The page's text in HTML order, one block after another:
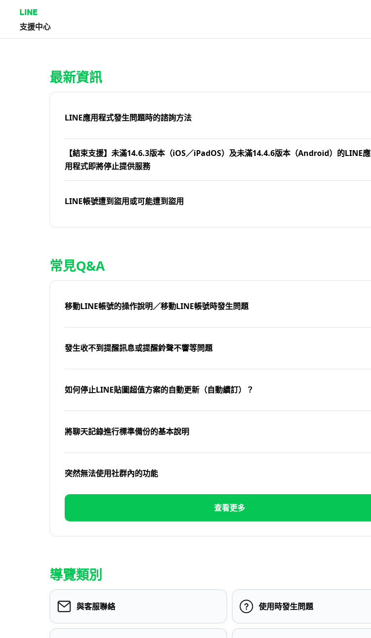
LINE
支援中心
最新資訊
LINE應用程式發生問題時的諮詢方法
【結束支援】未滿14.6.3版本（iOS／iPadOS）及未滿14.4.6版本（Android）的LINE應
用程式即將停止提供服務
LINE帳號遭到盜用或可能遭到盜用
常見Q&A
移動LINE帳號的操作說明／移動LINE帳號時發生問題
發生收不到提醒訊息或提醒鈴聲不響等問題
如何停止LINE貼圖超值方案的自動更新（自動續訂）？
將聊天記錄進行標準備份的基本說明
突然無法使用社群內的功能
查看更多
導覽類別
與客服聯絡 使用時發生問題